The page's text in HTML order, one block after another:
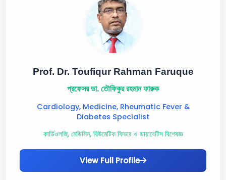
Prof. Dr. Toufiqur Rahman Faruque
প্রফেসর ডা. তৌফিকুর রহমান ফারুক
Cardiology, Medicine, Rheumatic Fever &
Diabetes Specialist
কার্ডিওলজি, মেডিসিন, রিউমেটিক ফিভার ও ডায়াবেটিস বিশেষজ্ঞ
View Full Profile